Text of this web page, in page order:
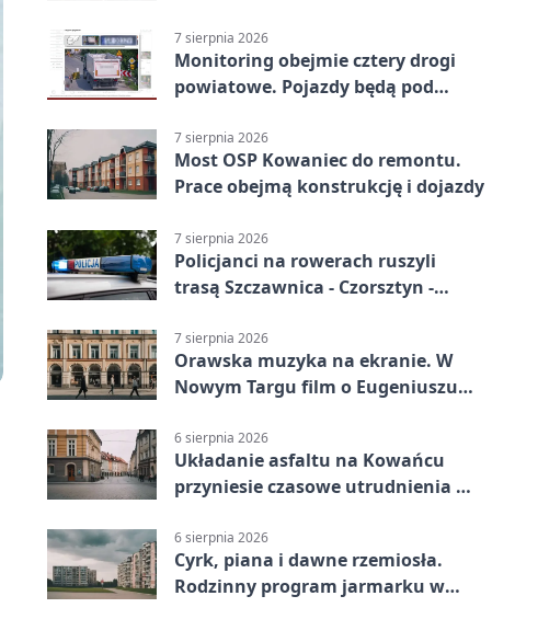
7 sierpnia 2026
Monitoring obejmie cztery drogi
powiatowe. Pojazdy będą pod
7 sierpnia 2026
Most OSP Kowaniec do remontu.
Prace obejmą konstrukcję i dojazdy
7 sierpnia 2026
Policjanci na rowerach ruszyli
trasą Szczawnica - Czorsztyn -
7 sierpnia 2026
Orawska muzyka na ekranie. W
Nowym Targu film o Eugeniuszu
6 sierpnia 2026
Układanie asfaltu na Kowańcu
przyniesie czasowe utrudnienia w
6 sierpnia 2026
Cyrk, piana i dawne rzemiosła.
Rodzinny program jarmarku w